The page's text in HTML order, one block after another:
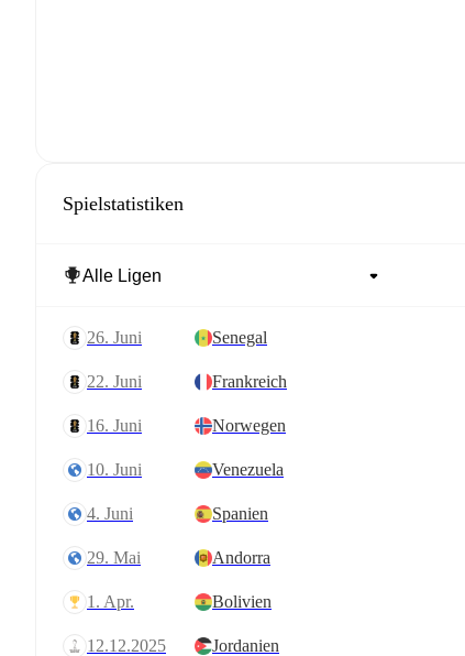
Spielstatistiken
26. Juni Senegal
22. Juni Frankreich
16. Juni Norwegen
10. Juni Venezuela
4. Juni Spanien
29. Mai Andorra
1. Apr. Bolivien
12.12.2025 Jordanien